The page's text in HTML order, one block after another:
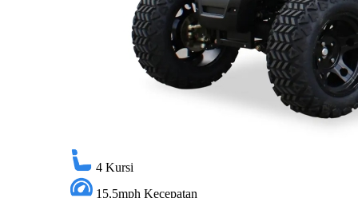
4 Kursi
15,5mph Kecepatan